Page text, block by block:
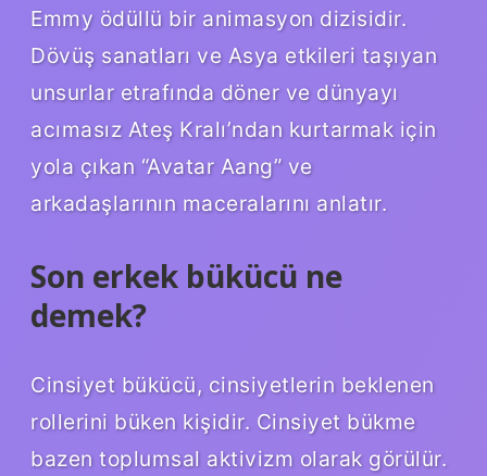
Emmy ödüllü bir animasyon dizisidir.
Dövüş sanatları ve Asya etkileri taşıyan
unsurlar etrafında döner ve dünyayı
acımasız Ateş Kralı’ndan kurtarmak için
yola çıkan “Avatar Aang” ve
arkadaşlarının maceralarını anlatır.
Son erkek bükücü ne
demek?
Cinsiyet bükücü, cinsiyetlerin beklenen
rollerini büken kişidir. Cinsiyet bükme
bazen toplumsal aktivizm olarak görülür.